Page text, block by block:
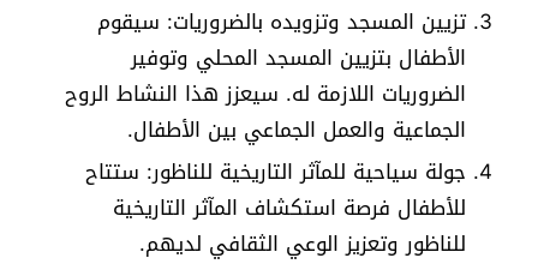
تزيين المسجد وتزويده بالضروريات: سيقوم
الأطفال بتزيين المسجد المحلي وتوفير
الضروريات اللازمة له. سيعزز هذا النشاط الروح
الجماعية والعمل الجماعي بين الأطفال.
جولة سياحية للمآثر التاريخية للناظور: ستتاح
للأطفال فرصة استكشاف المآثر التاريخية
للناظور وتعزيز الوعي الثقافي لديهم.